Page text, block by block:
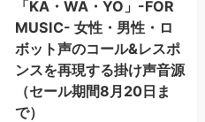
「KA・WA・YO」-FOR
MUSIC- 女性・男性・ロ
ボット声のコール&レスポ
ンスを再現する掛け声⾳源
（セール期間8月20日ま
で）